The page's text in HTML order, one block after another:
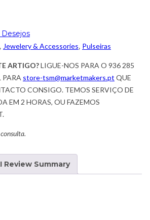
, Jewelery & Accessories, Pulseiras
ARTIGO?LIGUE-NOS PARA O 936 285
PARA store-tsm@marketmakers.pt QUE
CONSIGO. TEMOS SERVIÇO DE
EM 2 HORAS, OU FAZEMOS
Review Summary